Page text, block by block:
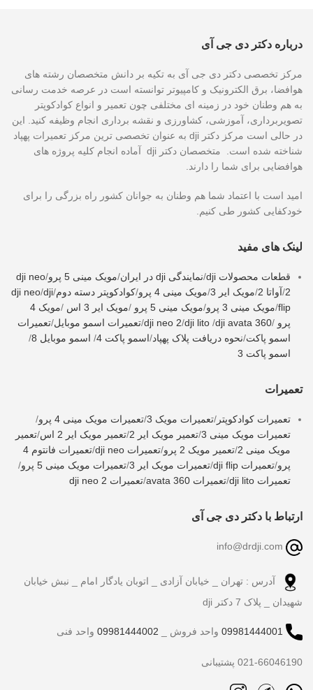
درباره دکتر دی جی آی
مرکز تخصصی دکتر دی جی آی به تکیه بر دانش متخصصان رشته های
هوافضا، برق الکترونیک و کامپیوتر توانسته است در عرصه خدمت رسانی
به هم وطنان خود در زمینه ای مختلفی چون تعمیر و انواع کوادکوپتر
تصویربرداری، آموزشی، کشاورزی و نقشه برداری انجام وظیفه کنید. این
در حالی است مرکز دکتر dji به عنوان تخصصی ترین مرکز تعمیرات پهپاد
شناخته شده است. متخصصان دکتر dji آماده انجام کلیه پروژه های
هوافضایی برای شما را دارند.
امید است با اعتماد شما هم وطنان به جوانان کشور راه بزرگی را برای
خودکفایی کشور طی کنیم.
لینک های مفید
قطعات محصولات dji /نمایندگی dji در ایران /مویک مینی 5 پرو /
dji neo
2
/آواتا 2 /مویک ایر 3 /مویک مینی 4 پرو /کوادکوپتر دسته دوم/
dji neo/dji
flip
/مویک مینی 3 پرو /مویک مینی 5 پرو /مویک ایر 3 اس /
مویک 4
پرو /
dji neo 2/dji lito /dji avata 360
/تعمیرات اسمو موبایل/تعمیرات
اسمو پاکت/نحوه دریافت پلاک پهپاد/اسمو پاکت 4 / اسمو موبایل 8
/
اسمو پاکت 3
تعمیرات
تعمیرات کوادکوپتر /تعمیرات مویک 3 /تعمیرات مویک مینی 4 پرو
/
تعمیرات مویک مینی 3
/تعمیر مویک ایر 2 /تعمیر مویک ایر 2 اس /تعمیر
مویک مینی 2
/تعمیر مویک 2 پرو /تعمیرات dji neo /
تعمیرات فانتوم 4
پرو/تعمیرات dji flip /تعمیرات مویک ایر 3 /تعمیرات مویک مینی 5 پرو
/
تعمیرات dji lito
/تعمیرات avata 360 /تعمیرات dji neo 2
ارتباط با دکتر دی جی آی
آدرس : تهران _ خیابان آزادی _ اتوبان یادگار امام _ نبش خیابان
شهیدان _ پلاک 7 دکتر dji
09981444001 واحد فروش _ 09981444002 واحد فنی
021-66046190 پشتیبانی